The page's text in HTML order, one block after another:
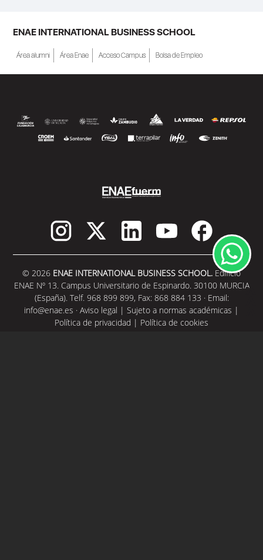
ENAE INTERNATIONAL BUSINESS SCHOOL
Área alumni Área Enae Acceso Campus Bolsa de Empleo
© 2026 ENAE INTERNATIONAL BUSINESS SCHOOL. Edificio
ENAE Nº 13. Campus Universitario de Espinardo. 30100 MURCIA
(España). Telf. 968 899 899, Fax: 868 884 133 · Email:
info@enae.es · Aviso legal | Sujeto a normas académicas |
Política de privacidad | Política de cookies